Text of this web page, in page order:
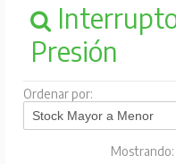
Presión
Ordenar por:
Mostrando: